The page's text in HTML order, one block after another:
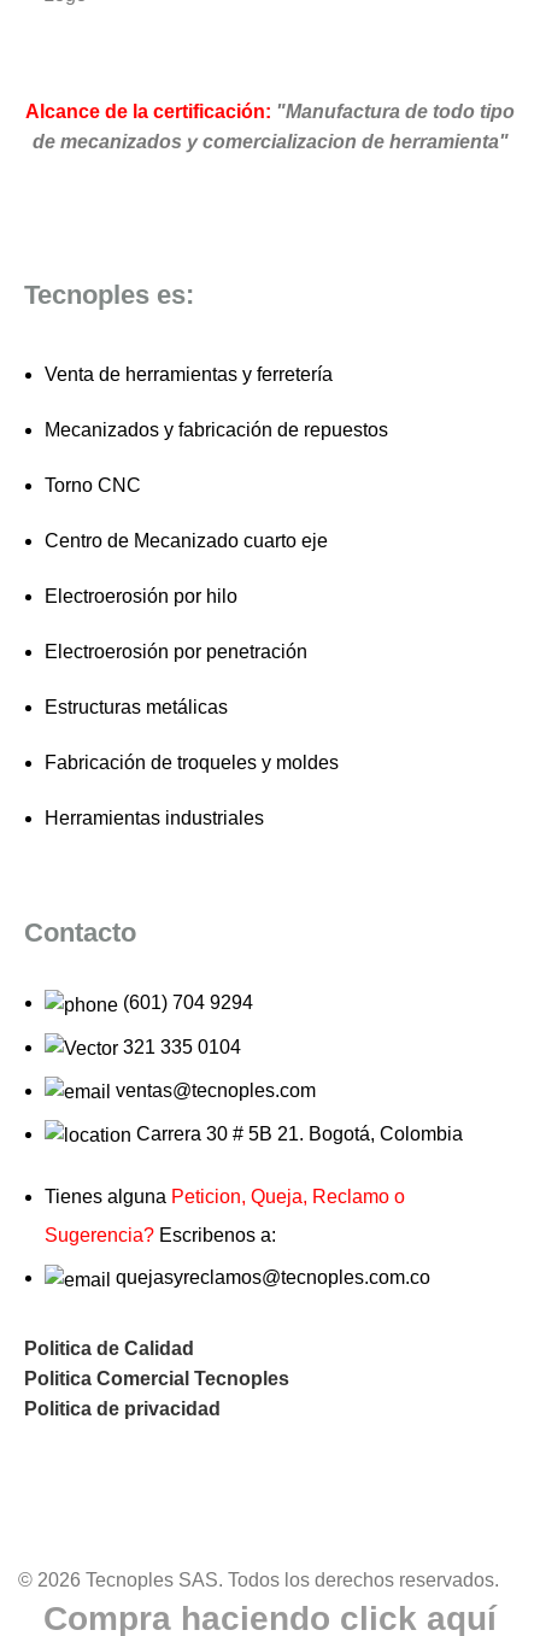
Alcance de la certificación: "Manufactura de todo tipo
de mecanizados y comercializacion de herramienta"
Tecnoples es:
Venta de herramientas y ferretería
Mecanizados y fabricación de repuestos
Torno CNC
Centro de Mecanizado cuarto eje
Electroerosión por hilo
Electroerosión por penetración
Estructuras metálicas
Fabricación de troqueles y moldes
Herramientas industriales
Contacto
(601) 704 9294
321 335 0104
ventas@tecnoples.com
Carrera 30 # 5B 21. Bogotá, Colombia
Tienes alguna Peticion, Queja, Reclamo o
Sugerencia? Escribenos a:
quejasyreclamos@tecnoples.com.co
Politica de Calidad
Politica Comercial Tecnoples
Politica de privacidad
© 2026 Tecnoples SAS. Todos los derechos reservados.
Compra haciendo click aquí